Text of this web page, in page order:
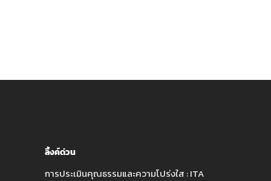
ลิ้งค์ด่วน
การประเมินคุณธรรมและความโปร่งใส : ITA